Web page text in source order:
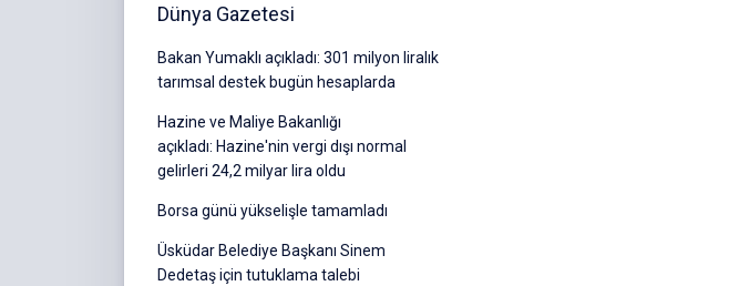
Dünya Gazetesi
Bakan Yumaklı açıkladı: 301 milyon liralık
tarımsal destek bugün hesaplarda
Hazine ve Maliye Bakanlığı
açıkladı: Hazine'nin vergi dışı normal
gelirleri 24,2 milyar lira oldu
Borsa günü yükselişle tamamladı
Üsküdar Belediye Başkanı Sinem
Dedetaş için tutuklama talebi